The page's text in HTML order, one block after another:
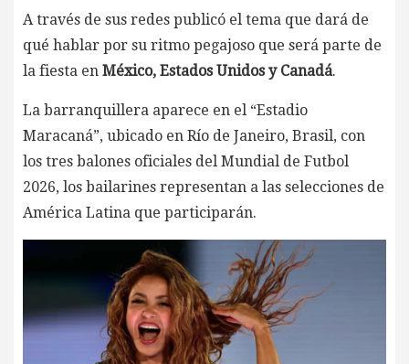
A través de sus redes publicó el tema que dará de
qué hablar por su ritmo pegajoso que será parte de
la fiesta en México, Estados Unidos y Canadá.
La barranquillera aparece en el “Estadio
Maracaná”, ubicado en Río de Janeiro, Brasil, con
los tres balones oficiales del Mundial de Futbol
2026, los bailarines representan a las selecciones de
América Latina que participarán.